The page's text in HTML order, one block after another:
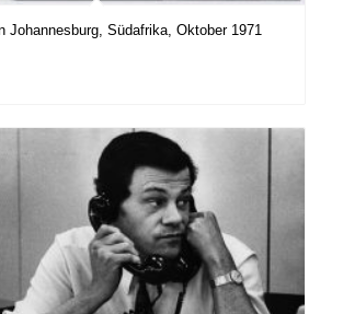
Johannesburg, Südafrika, Oktober 1971